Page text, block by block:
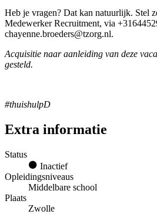
Heb je vragen? Dat kan natuurlijk. Stel
Medewerker Recruitment, via
chayenne.broeders@tzorg.nl.
Acquisitie naar aanleiding van deze
gesteld.
#thuishulpD
Extra informatie
Status
Inactief
Opleidingsniveaus
Middelbare school
Plaats
Zwolle